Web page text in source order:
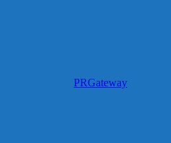
PRGateway